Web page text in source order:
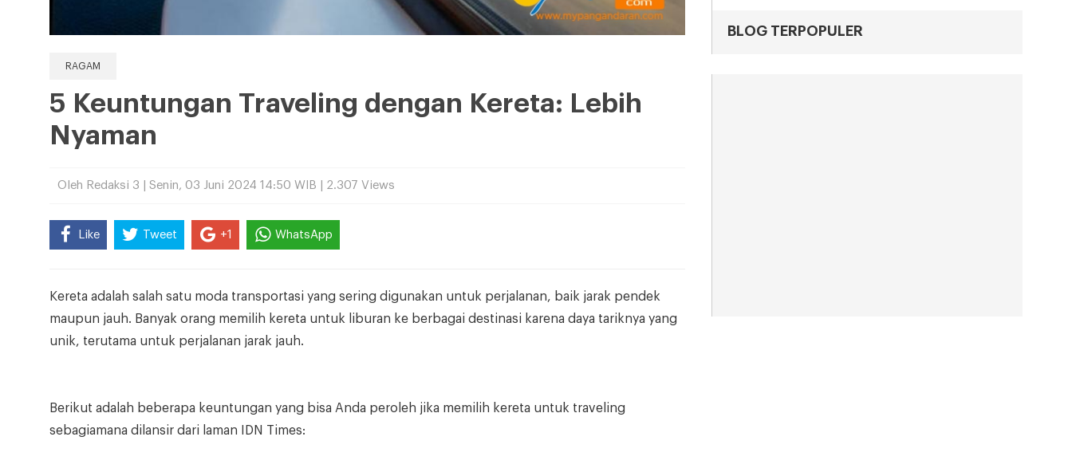
RAGAM
5 Keuntungan Traveling dengan Kereta: Lebih
Nyaman
Oleh Redaksi 3 | Senin, 03 Juni 2024 14:50 WIB | 2.307 Views
Like Tweet +1 WhatsApp
Kereta adalah salah satu moda transportasi yang sering digunakan untuk perjalanan, baik jarak pendek
maupun jauh. Banyak orang memilih kereta untuk liburan ke berbagai destinasi karena daya tariknya yang
unik, terutama untuk perjalanan jarak jauh.
Berikut adalah beberapa keuntungan yang bisa Anda peroleh jika memilih kereta untuk traveling
sebagiamana dilansir dari laman IDN Times:
BLOG TERPOPULER